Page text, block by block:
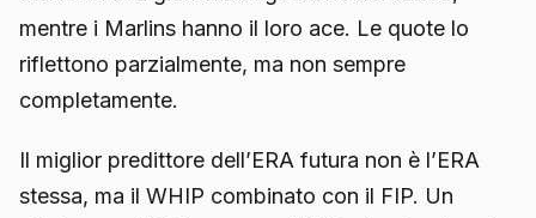
mentre i Marlins hanno il loro ace. Le quote lo
riflettono parzialmente, ma non sempre
completamente.
Il miglior predittore dell’ERA futura non è l’ERA
stessa, ma il WHIP combinato con il FIP. Un